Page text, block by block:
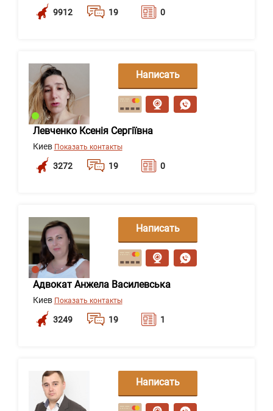
9912 19 0
Левченко Ксенія Сергіївна
Киев Показать контакты
3272 19 0
Написать
сообщение
Адвокат Анжела Василевська
Киев Показать контакты
3249 19 1
Написать
сообщение
Написать
сообщение